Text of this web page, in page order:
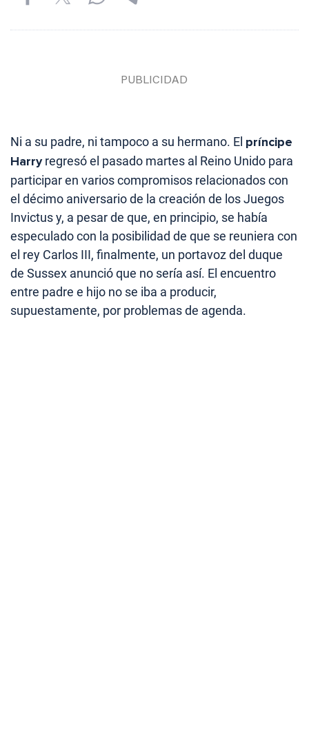
Ni a su padre, ni tampoco a su hermano. El príncipe
Harryregresó el pasado martes al Reino Unido para
participar en varios compromisos relacionados con
el décimo aniversario de la creación de los Juegos
Invictus y, a pesar de que, en principio, se había
especulado con la posibilidad de que se reuniera con
el rey Carlos III, finalmente, un portavoz del duque
de Sussex anunció que no sería así. El encuentro
entre padre e hijo no se iba a producir,
supuestamente, por problemas de agenda.